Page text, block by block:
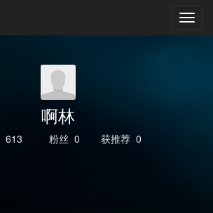
啊林
613 粉丝 0 获推荐 0